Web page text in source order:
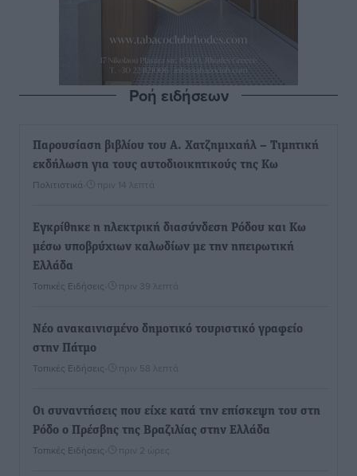
Ροή ειδήσεων
Παρουσίαση βιβλίου του Α. Χατζημιχαήλ – Τιμητική
εκδήλωση για τους αυτοδιοικητικούς της Κω
Πολιτιστικά πριν 14 λεπτά
Εγκρίθηκε η ηλεκτρική διασύνδεση Ρόδου και Κω
μέσω υποβρύχιων καλωδίων με την ηπειρωτική
Ελλάδα
Τοπικές Ειδήσεις πριν 39 λεπτά
Νέο ανακαινισμένο δημοτικό τουριστικό γραφείο
στην Πάτμο
Τοπικές Ειδήσεις πριν 58 λεπτά
Οι συναντήσεις που είχε κατά την επίσκεψη του στη
Ρόδο ο Πρέσβης της Βραζιλίας στην Ελλάδα
Τοπικές Ειδήσεις πριν 2 ώρες